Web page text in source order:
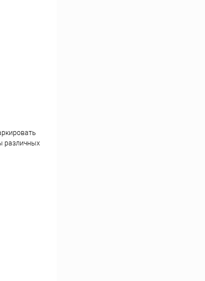
различных